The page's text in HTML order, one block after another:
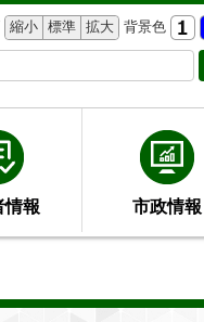
縮小 標準 拡大 背景色
情報 市政情報